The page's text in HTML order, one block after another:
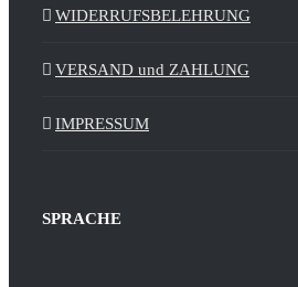
WIDERRUFSBELEHRUNG
VERSAND und ZAHLUNG
IMPRESSUM
SPRACHE